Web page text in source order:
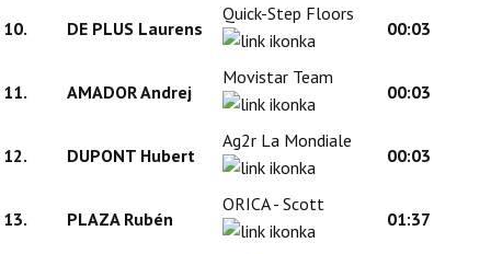
10. DE PLUS Laurens
Quick-Step Floors
00:03
11. AMADOR Andrej
Movistar Team
00:03
12. DUPONT Hubert
Ag2r La Mondiale
00:03
13. PLAZA Rubén
ORICA - Scott
01:37